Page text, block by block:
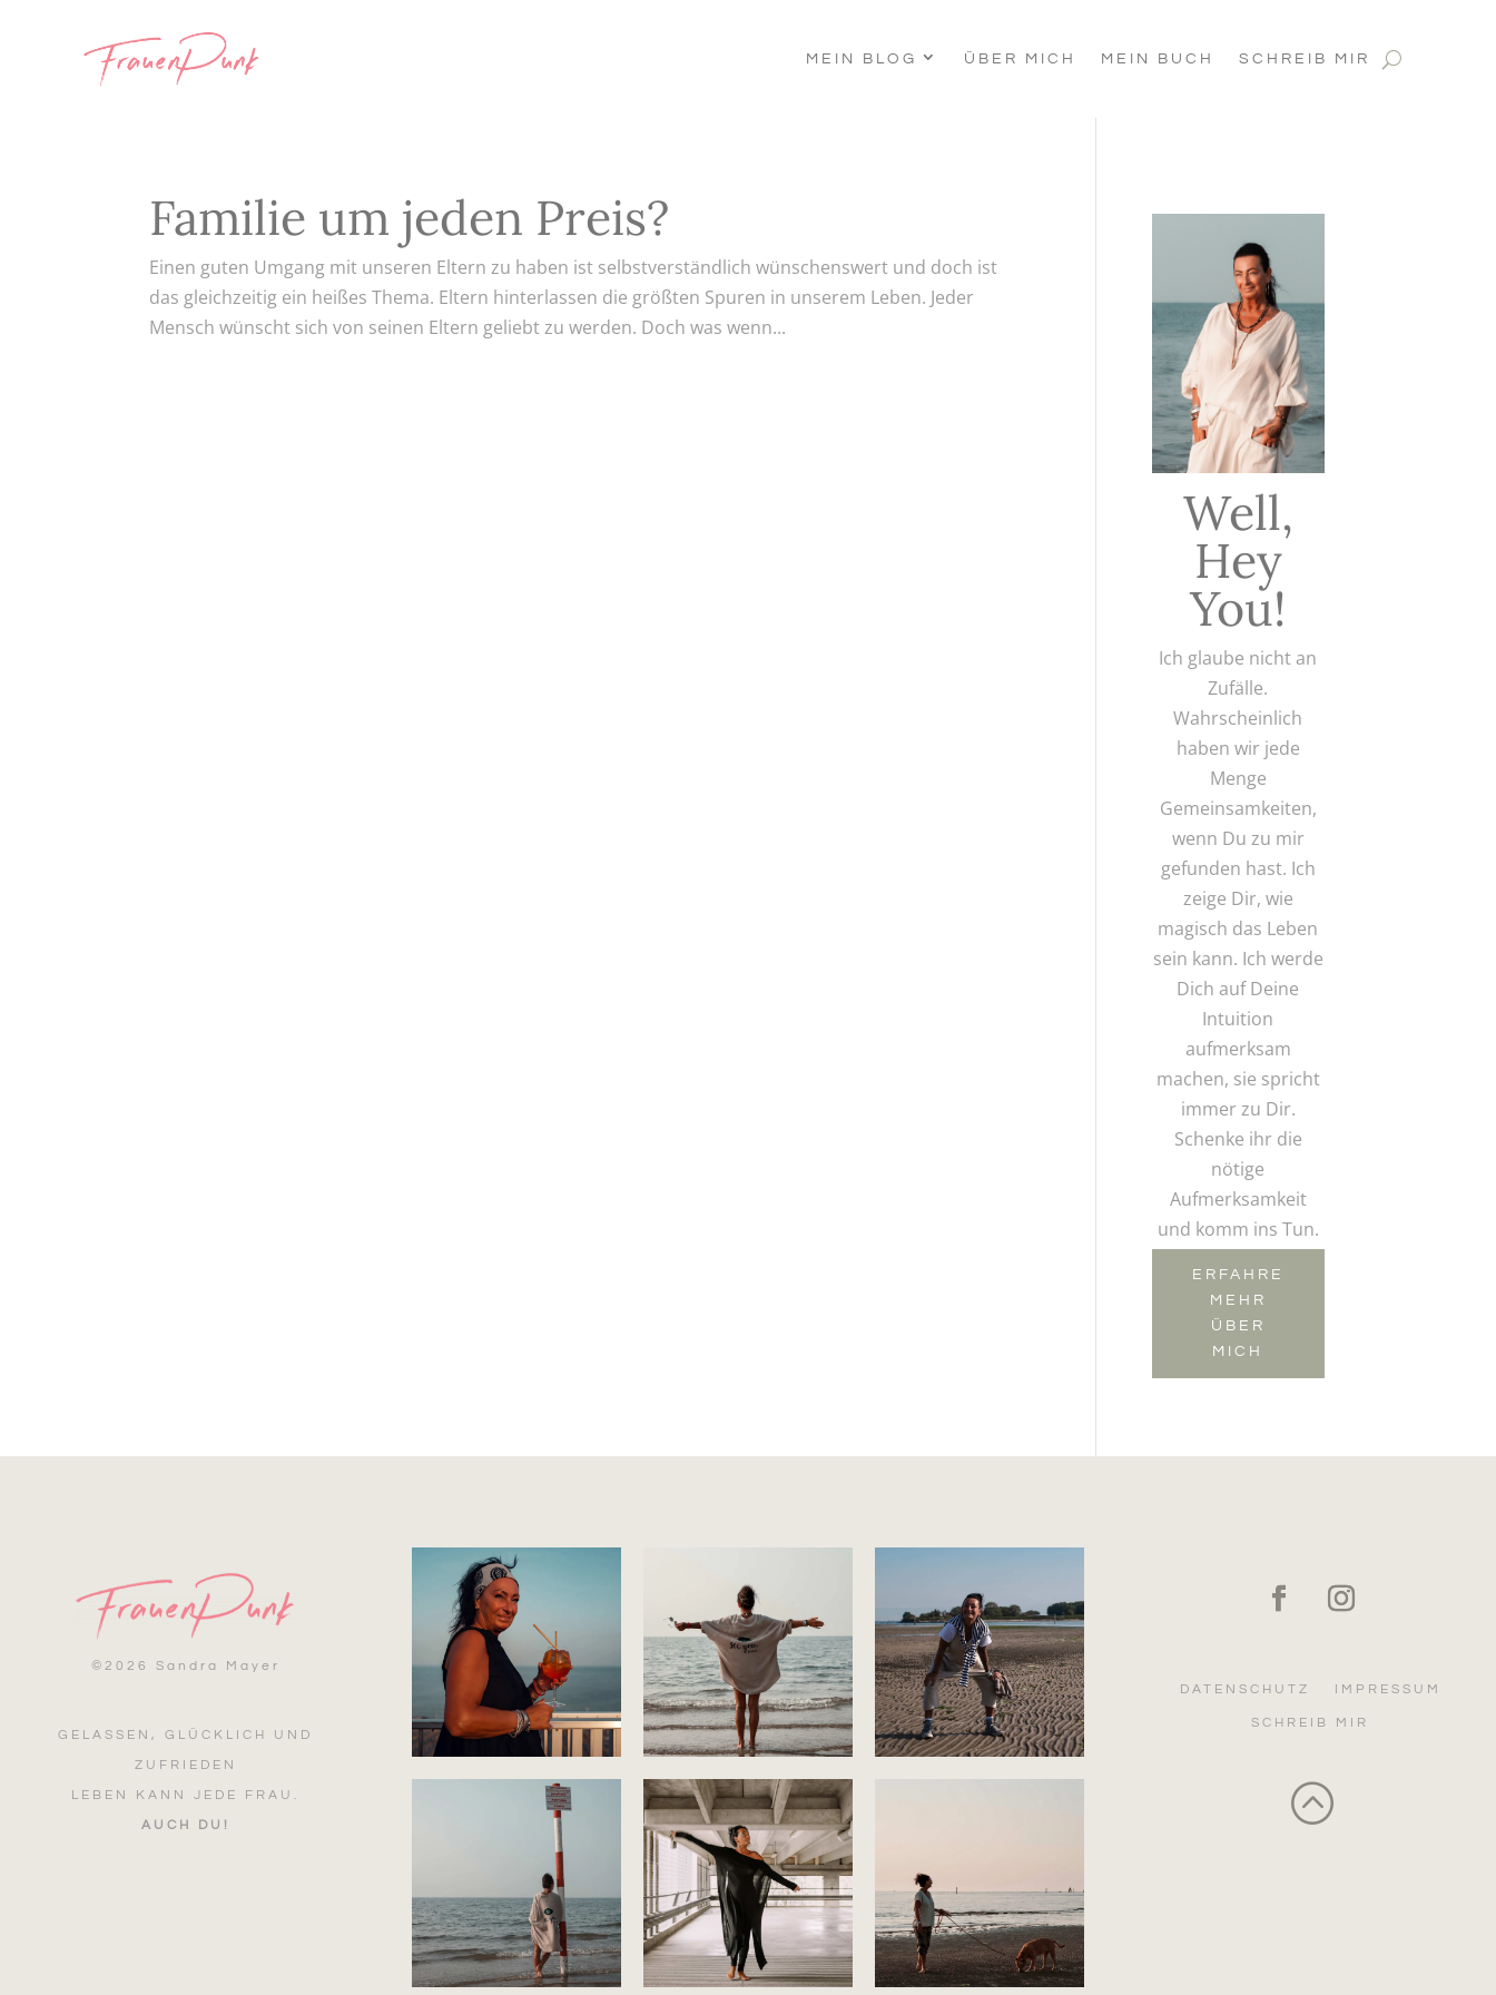
MEIN BLOG ÜBER MICH MEIN BUCH SCHREIB MIR
Familie um jeden Preis?
Einen guten Umgang mit unseren Eltern zu haben ist selbstverständlich wünschenswert und doch ist
das gleichzeitig ein heißes Thema. Eltern hinterlassen die größten Spuren in unserem Leben. Jeder
Mensch wünscht sich von seinen Eltern geliebt zu werden. Doch was wenn...
Well,
Hey
You!
Ich glaube nicht an
Zufälle.
Wahrscheinlich
haben wir jede
Menge
Gemeinsamkeiten,
wenn Du zu mir
gefunden hast. Ich
zeige Dir, wie
magisch das Leben
sein kann. Ich werde
Dich auf Deine
Intuition
aufmerksam
machen, sie spricht
immer zu Dir.
Schenke ihr die
nötige
Aufmerksamkeit
und komm ins Tun.
ERFAHRE
MEHR
ÜBER
MICH
© 2026 Sandra Mayer
GELASSEN, GLÜCKLICH UND
ZUFRIEDEN
LEBEN KANN JEDE FRAU.
AUCH DU!
DATENSCHUTZ IMPRESSUM
SCHREIB MIR
: